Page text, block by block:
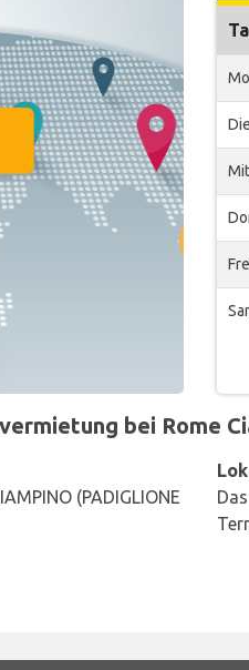
bei Rome
(PADIGLIONE